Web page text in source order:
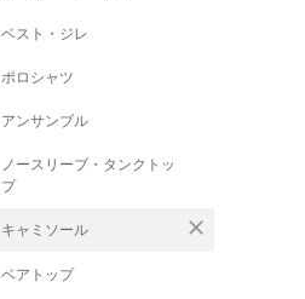
ベスト・ジレ
ポロシャツ
アンサンブル
ノースリーブ・タンクトッ
プ
キャミソール close
ベアトップ